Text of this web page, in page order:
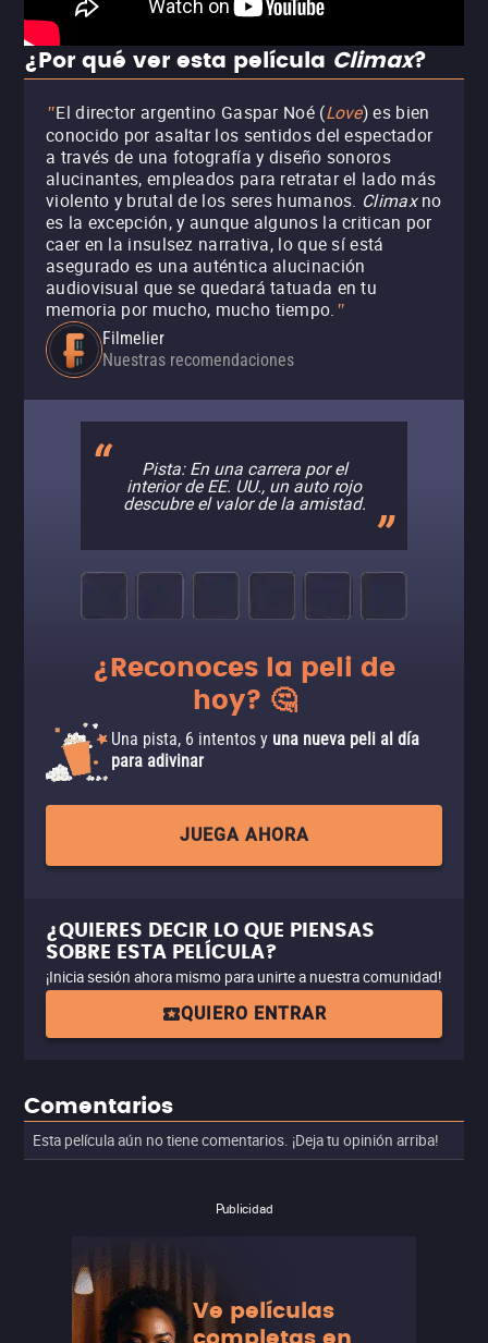
¿Por qué ver esta película Climax?
"El director argentino Gaspar Noé (Love) es bien
conocido por asaltar los sentidos del espectador
a través de una fotografía y diseño sonoros
alucinantes, empleados para retratar el lado más
violento y brutal de los seres humanos. Climaxno
es la excepción, y aunque algunos la critican por
caer en la insulsez narrativa, lo que sí está
asegurado es una auténtica alucinación
audiovisual que se quedará tatuada en tu
memoria por mucho, mucho tiempo. "
Filmelier
Nuestras recomendaciones
Pista: En una carrera por el
interior de EE. UU., un auto rojo
descubre el valor de la amistad.
¿Reconoces la peli de
hoy? 🤔
Una pista, 6 intentos y una nueva peli al día
para adivinar
JUEGA AHORA
¿QUIERES DECIR LO QUE PIENSAS
SOBRE ESTA PELÍCULA?
¡Inicia sesión ahora mismo para unirte a nuestra comunidad!
QUIERO ENTRAR
Comentarios
Esta película aún no tiene comentarios. ¡Deja tu opinión arriba!
Publicidad
Ve películas